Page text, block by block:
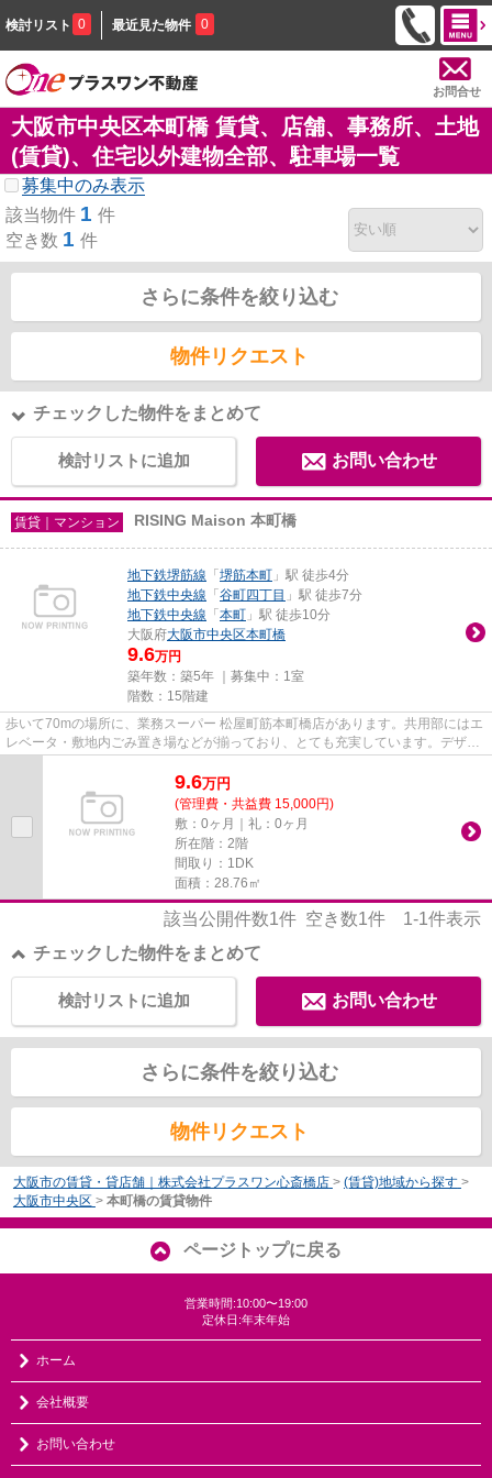
検討リスト 0 最近見た物件 0
お問合せ
大阪市中央区本町橋 賃貸、店舗、事務所、土地
(賃貸)、住宅以外建物全部、駐車場一覧
募集中のみ表示
該当物件 1 件
空き数 1 件
さらに条件を絞り込む
物件リクエスト
チェックした物件をまとめて
検討リストに追加 お問い合わせ
賃貸｜マンション RISING Maison 本町橋
地下鉄堺筋線 「 堺筋本町 」駅 徒歩4分
地下鉄中央線 「 谷町四丁目 」駅 徒歩7分
地下鉄中央線 「 本町 」駅 徒歩10分
大阪府大阪市中央区本町橋
9.6万円
築年数：築5年 ｜募集中： 1室
階数：15階建
歩いて70mの場所に、業務スーパー 松屋町筋本町橋店があります。共用部にはエ
レベータ・敷地内ごみ置き場などが揃っており、とても充実しています。デザイ
9.6万円
(管理費・共益費 15,000円)
敷：0ヶ月｜礼：0ヶ月
所在階：2階
間取り：1DK
面積：28.76㎡
該当公開件数1件 空き数1件 1-1件表示
チェックした物件をまとめて
お問い合わせ
検討リストに追加
さらに条件を絞り込む
物件リクエスト
大阪市の賃貸・貸店舗｜株式会社プラスワン心斎橋店 > (賃貸)地域から探す >
大阪市中央区 > 本町橋の賃貸物件
ページトップに戻る
営業時間:10:00〜19:00
定休日:年末年始
ホーム
会社概要
お問い合わせ